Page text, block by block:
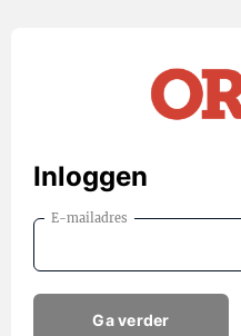
Inloggen
E-mailadres
Ga verder